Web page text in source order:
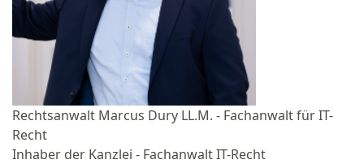
Rechtsanwalt Marcus Dury LL.M. - Fachanwalt für IT-
Recht
Inhaber der Kanzlei - Fachanwalt IT-Recht